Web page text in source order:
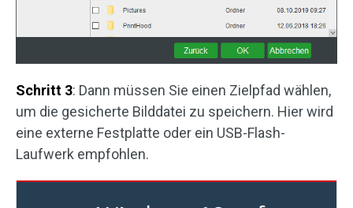
Schritt 3: Dann müssen Sie einen Zielpfad wählen,
um die gesicherte Bilddatei zu speichern. Hier wird
eine externe Festplatte oder ein USB-Flash-
Laufwerk empfohlen.